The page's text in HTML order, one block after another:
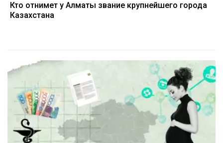
Кто отнимет у Алматы звание крупнейшего города
Казахстана